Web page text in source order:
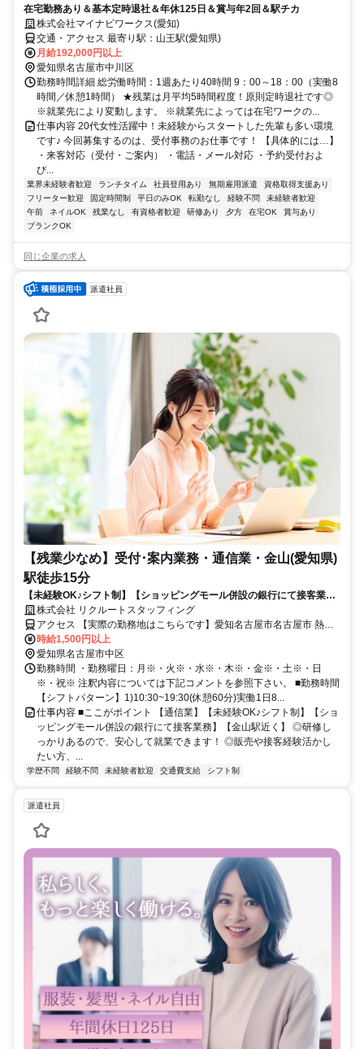
在宅勤務あり＆基本定時退社＆年休125日＆賞与年2回＆駅チカ
株式会社マイナビワークス(愛知)
交通・アクセス 最寄り駅：山王駅(愛知県)
月給192,000円以上
愛知県名古屋市中川区
勤務時間詳細 総労働時間：1週あたり40時間 9：00～18：00（実働8
時間／休憩1時間） ★残業は月平均5時間程度！原則定時退社です◎
※就業先により変動します。 ※就業先によっては在宅ワークの...
仕事内容 20代女性活躍中！未経験からスタートした先輩も多い環境
です♪ 今回募集するのは、受付事務のお仕事です！ 【具体的には…】
・来客対応（受付・ご案内） ・電話・メール対応 ・予約受付およ
び...
業界未経験者歓迎 ランチタイム 社員登用あり 無期雇用派遣
資格取得支援あり
フリーター歓迎
固定時間制 平日のみOK 転勤なし 経験不問
未経験者歓迎
午前
ネイルOK 残業なし 有資格者歓迎 研修あり 夕方 在宅OK
賞与あり
ブランクOK
同じ企業の求人
派遣社員
【残業少なめ】受付･案内業務・通信業・金山(愛知県)
駅徒歩15分
【未経験OK♪シフト制】【ショッピングモール併設の銀行にて接客業
務】【金山駅近く】◎研修しっかりあるので、安心して就業できます！
株式会社 リクルートスタッフィング
アクセス 【実際の勤務地はこちらです】愛知名古屋市名古屋市 熱田
区金山(愛知県)駅徒歩15分
時給1,500円以上
愛知県名古屋市中区
勤務時間 ・勤務曜日：月※・火※・水※・木※・金※・土※・日
※・祝※ 注釈内容については下記コメントを参照下さい。 ■勤務時間
【シフトパターン】1)10:30~19:30(休憩60分)実働1日8...
仕事内容 ■ここがポイント 【通信業】【未経験OK♪シフト制】【ショ
ッピングモール併設の銀行にて接客業務】【金山駅近く】 ◎研修し
っかりあるので、安心して就業できます！ ◎販売や接客経験活かし
たい方、...
学歴不問 経験不問 未経験者歓迎 交通費支給 シフト制
派遣社員